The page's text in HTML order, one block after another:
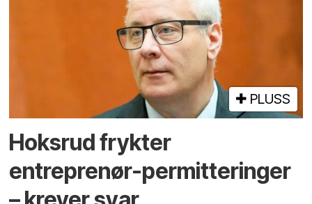
PLUSS
Hoksrud frykter
entreprenør-permitteringer